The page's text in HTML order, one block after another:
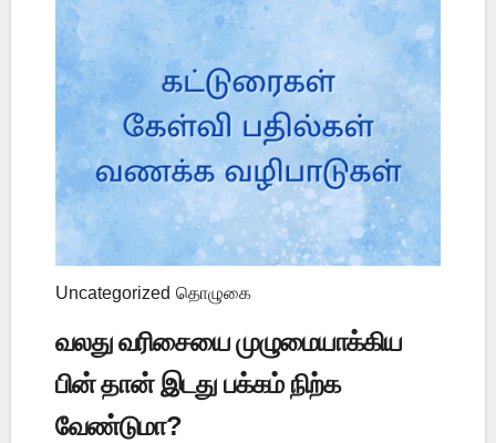
Uncategorized தொழுகை
வலது வரிசையை முழுமையாக்கிய
பின் தான் இடது பக்கம் நிற்க
வேண்டுமா?